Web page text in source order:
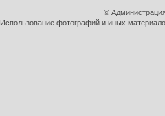
©
Использование фотографий и иных